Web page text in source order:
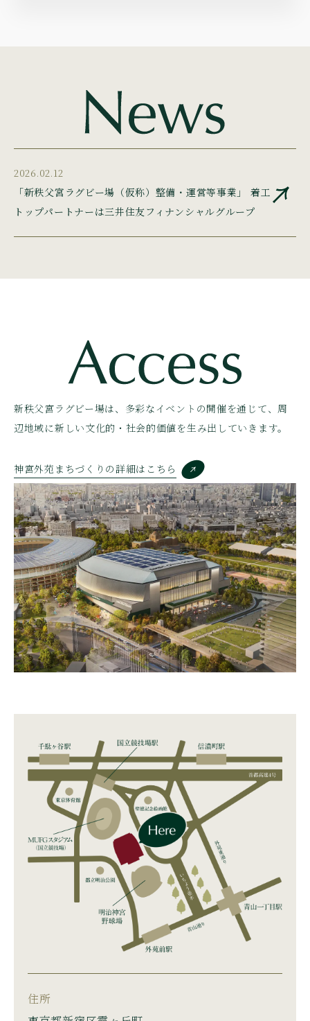
「新秩父宮ラグビー場（仮称）整備・運営等事業」 着工
トップパートナーは三井住友フィナンシャルグループ
2026.02.12
新秩父宮ラグビー場は、多彩なイベントの開催を通じて、周
辺地域に新しい文化的・社会的価値を生み出していきます。
神宮外苑まちづくりの詳細はこちら
住所